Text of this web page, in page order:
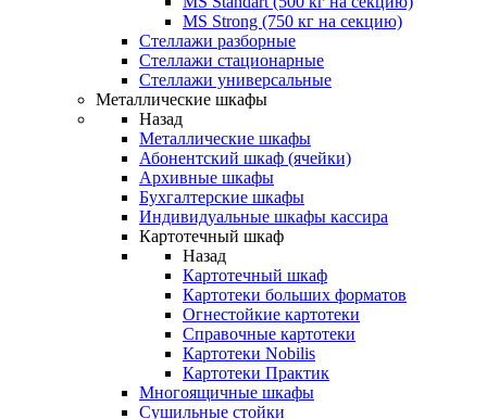
MS Strong (750 кг на секцию)
Стеллажи разборные
Стеллажи стационарные
Стеллажи универсальные
Металлические шкафы
Назад
Металлические шкафы
Абонентский шкаф (ячейки)
Архивные шкафы
Бухгалтерские шкафы
Индивидуальные шкафы кассира
Картотечный шкаф
Назад
Картотечный шкаф
Картотеки больших форматов
Огнестойкие картотеки
Справочные картотеки
Картотеки Nobilis
Картотеки Практик
Многоящичные шкафы
Сушильные стойки